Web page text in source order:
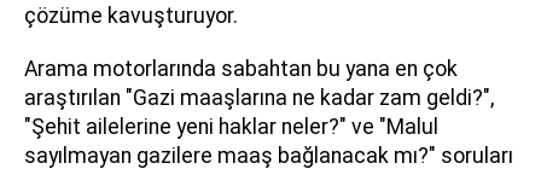
çözüme kavuşturuyor.
Arama motorlarında sabahtan bu yana en çok
araştırılan "Gazi maaşlarına ne kadar zam geldi?",
"Şehit ailelerine yeni haklar neler?" ve "Malul
sayılmayan gazilere maaş bağlanacak mı?" soruları